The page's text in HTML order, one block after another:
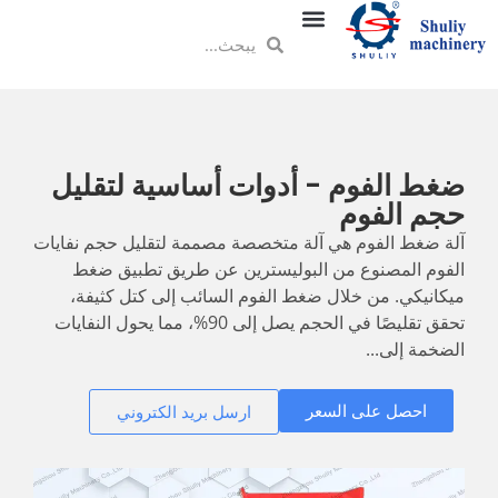
ضغط الفوم - أدوات أساسية لتقليل
حجم الفوم
آلة ضغط الفوم هي آلة متخصصة مصممة لتقليل حجم نفايات
الفوم المصنوع من البوليسترين عن طريق تطبيق ضغط
ميكانيكي. من خلال ضغط الفوم السائب إلى كتل كثيفة،
تحقق تقليصًا في الحجم يصل إلى 90%، مما يحول النفايات
الضخمة إلى...
احصل على السعر ارسل بريد الكتروني